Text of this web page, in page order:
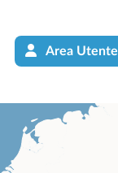
Area Utente